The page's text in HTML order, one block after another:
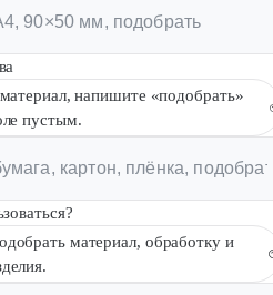
напишите «подобрать»
пустым.
материал, обработку и